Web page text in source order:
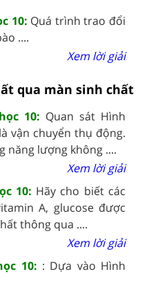
10: Quá trình trao đổi
....
Xem lời giải
qua màn sinh chất
10: Quan sát Hình
vận chuyển thụ động.
năng lượng không ....
Xem lời giải
10: Hãy cho biết các
A, glucose được
thông qua ....
Xem lời giải
10: : Dựa vào Hình